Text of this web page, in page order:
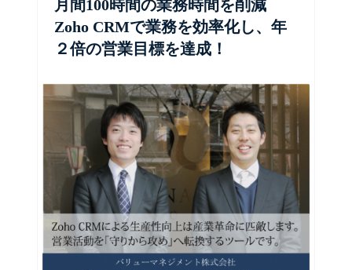
月間100時間の業務時間を削減
Zoho CRMで業務を効率化し、年
２倍の営業目標を達成！